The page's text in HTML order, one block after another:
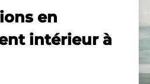
en
intérieur à